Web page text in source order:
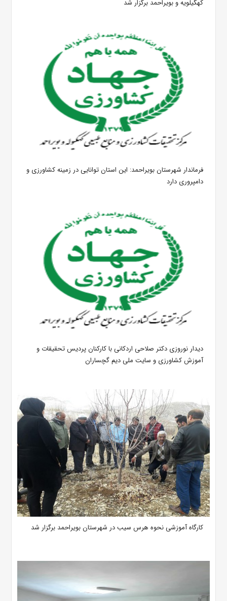
کهگیلویه و بویراحمد برگزار شد
فرماندار شهرستان بویراحمد: این استان توانایی در زمینه کشاورزی و
دامپروری دارد
دیدار نوروزی دکتر صلاحی اردکانی با کارکنان پردیس تحقیقات و
آموزش کشاورزی و سایت ملی دیم گچساران
کارگاه آموزشی نحوه هرس سیب در شهرستان بویراحمد برگزار شد